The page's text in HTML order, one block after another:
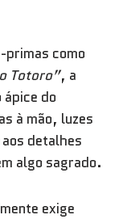
primas como
Totoro”, a
do
à mão, luzes
detalhes
algo sagrado.
exige